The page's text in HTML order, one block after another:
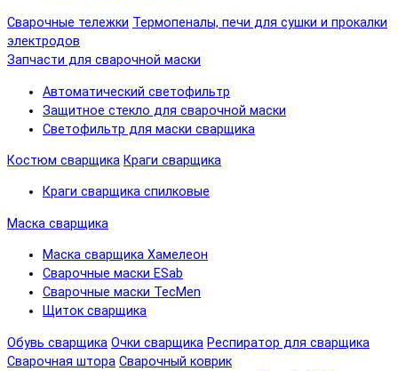
Сварочные тележки Термопеналы, печи для сушки и прокалки
электродов
Запчасти для сварочной маски
Автоматический светофильтр
Защитное стекло для сварочной маски
Светофильтр для маски сварщика
Костюм сварщика Краги сварщика
Краги сварщика спилковые
Маска сварщика
Маска сварщика Хамелеон
Сварочные маски ESab
Сварочные маски TecMen
Щиток сварщика
Обувь сварщика Очки сварщика Респиратор для сварщика
Сварочная штора Сварочный коврик